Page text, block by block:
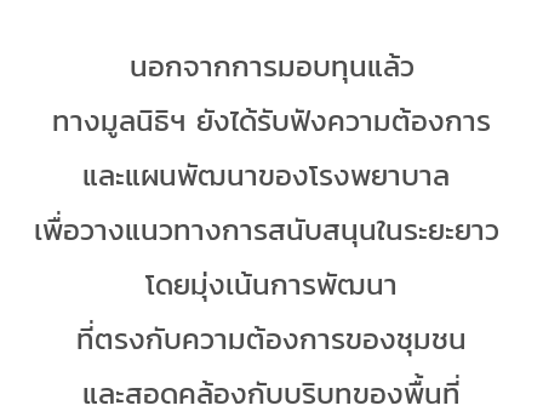
นอกจากการมอบทุนแล้ว
ทางมูลนิธิฯ ยังได้รับฟังความต้องการ
และแผนพัฒนาของโรงพยาบาล
เพื่อวางแนวทางการสนับสนุนในระยะยาว
โดยมุ่งเน้นการพัฒนา
ที่ตรงกับความต้องการของชุมชน
และสอดคล้องกับบริบทของพื้นที่